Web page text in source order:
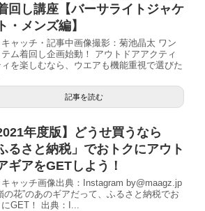
回し講座【バーサライトジャケ
・メンズ編】
キャッチ・記事中画像撮影：菊池晶太 ワン
テム着回し企画始動！ アウトドアアクティ
ィを楽しむなら、ウエアも機能重視で選びた
記事を読む
年度版】どうせ買うなら
るさと納税」でおトクにアウト
ギアをGETしよう！
キャッチ画像出典：Instagram by@maagz.jp
の花”のあのギアだって、ふるさと納税でお
にGET！ 出典：I...